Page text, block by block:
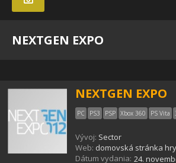
NEXTGEN EXPO
NEXTGEN EXPO
PC PS3 PSP Xbox 360 PS Vita
Vývoj: Sector
Web: domovská stránka hry
Dátum vydania: 24.